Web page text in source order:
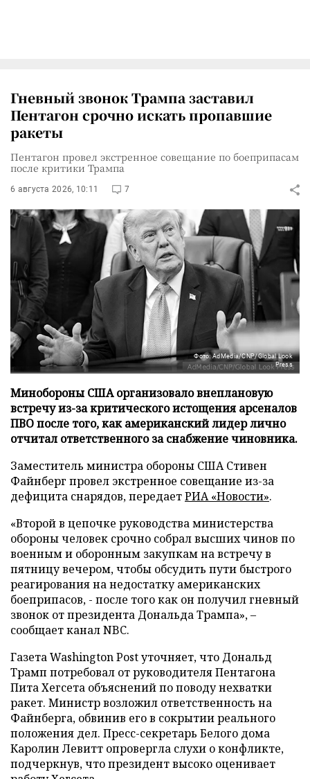
Гневный звонок Трампа заставил
Пентагон срочно искать пропавшие
ракеты
Пентагон провел экстренное совещание по боеприпасам
после критики Трампа
6 августа 2026, 10:11 7
Фото: AdMedia/CNP/Global Look
Press
Минобороны США организовало внеплановую
встречу из-за критического истощения арсеналов
ПВО после того, как американский лидер лично
отчитал ответственного за снабжение чиновника.
Заместитель министра обороны США Стивен
Файнберг провел экстренное совещание из-за
дефицита снарядов, передаетРИА «Новости».
«Второй в цепочке руководства министерства
обороны человек срочно собрал высших чинов по
военным и оборонным закупкам на встречу в
пятницу вечером, чтобы обсудить пути быстрого
реагирования на недостатку американских
боеприпасов, - после того как он получил гневный
звонок от президента Дональда Трампа», –
сообщает канал NBC.
Газета Washington Post уточняет, что Дональд
Трамп потребовал от руководителя Пентагона
Пита Хегсета объяснений по поводу нехватки
ракет. Министр возложил ответственность на
Файнберга, обвинив его в сокрытии реального
положения дел. Пресс-секретарь Белого дома
Каролин Левитт опровергла слухи о конфликте,
подчеркнув, что президент высоко оценивает